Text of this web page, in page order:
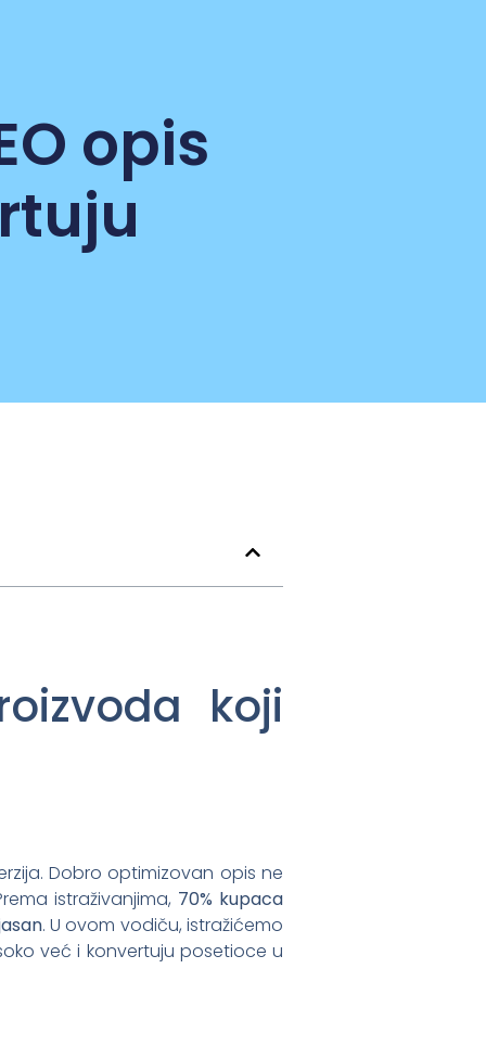
opis
koji
Dobro optimizovan opis ne
istraživanjima, 70% kupaca
. U ovom vodiču, istražićemo
već i konvertuju posetioce u